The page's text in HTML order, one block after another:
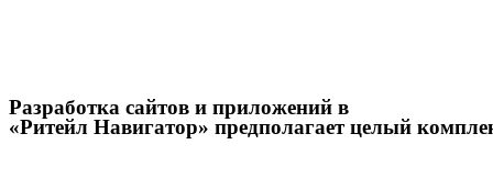
Разработка сайтов и приложений в
«Ритейл Навигатор» предполагает целый